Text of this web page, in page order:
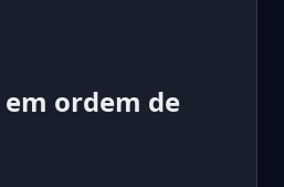
ordem de